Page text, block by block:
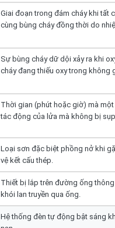
Giai đoạn trong đám cháy khi tất
cùng bùng cháy đồng thời do
Sự bùng cháy dữ dội xảy ra khi
cháy đang thiếu oxy trong không
Thời gian (phút hoặc giờ) mà
tác động của lửa mà không bị
Loại sơn đặc biệt phồng nở khi
vệ kết cấu thép.
Thiết bị lắp trên đường ống
khói lan truyền qua ống.
Hệ thống đèn tự động bật sáng